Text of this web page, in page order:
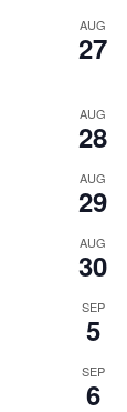
AUG
27
AUG
28
AUG
29
AUG
30
SEP
5
SEP
6